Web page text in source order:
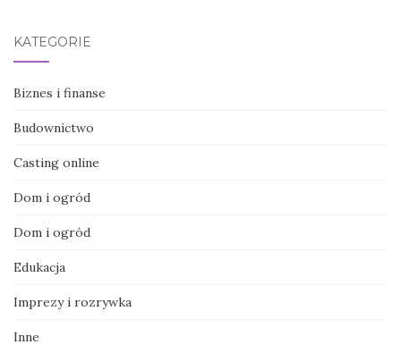
KATEGORIE
Biznes i finanse
Budownictwo
Casting online
Dom i ogród
Dom i ogród
Edukacja
Imprezy i rozrywka
Inne